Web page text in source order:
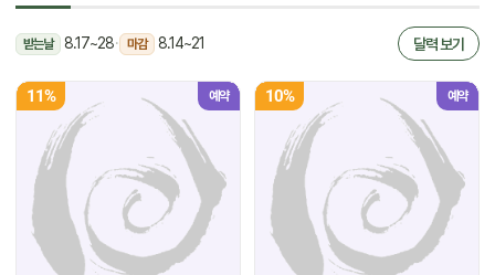
받는날 8.17~28· 마감 8.14~21 달력 보기
11% 예약 10% 예약